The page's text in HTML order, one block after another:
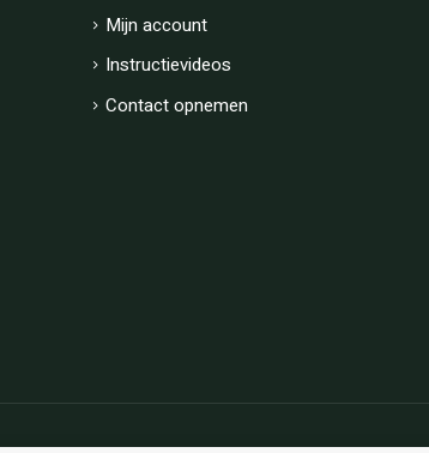
Mijn account
Instructievideos
Contact opnemen